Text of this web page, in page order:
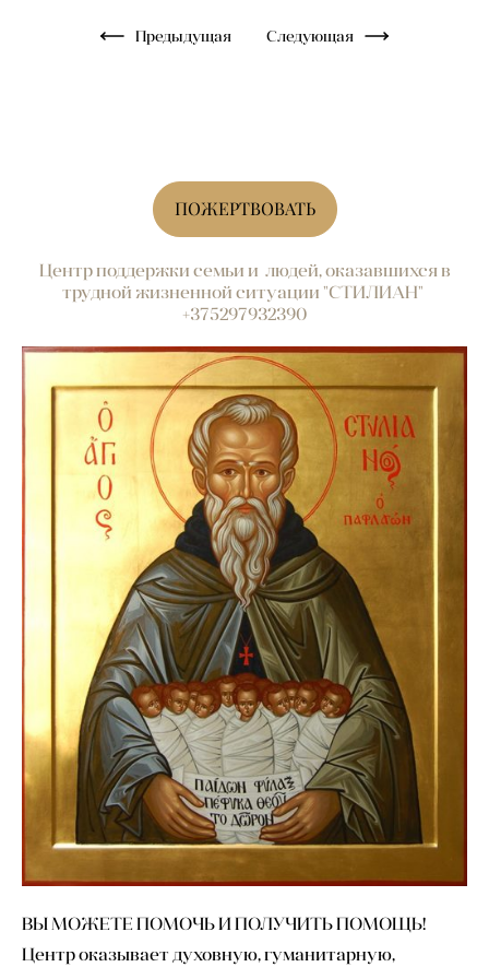
Предыдущая Следующая
ПОЖЕРТВОВАТЬ
Центр поддержки семьи и людей, оказавшихся в
трудной жизненной ситуации "СТИЛИАН"
+375297932390
ВЫ МОЖЕТЕ ПОМОЧЬ И ПОЛУЧИТЬ ПОМОЩЬ!
Центр оказывает духовную, гуманитарную,